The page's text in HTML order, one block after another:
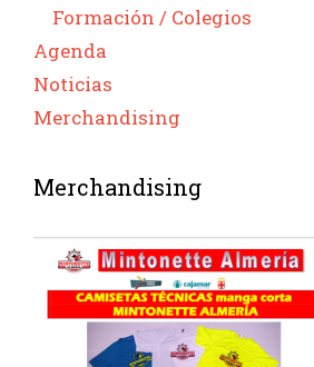
Formación / Colegios
Agenda
Noticias
Merchandising
Merchandising